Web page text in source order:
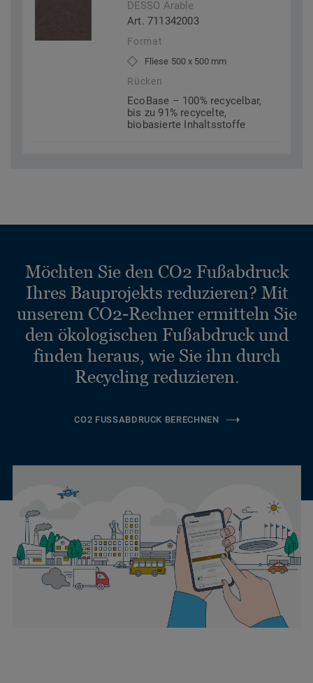
DESSO Arable
Art. 711342003
Format
Fliese 500 x 500 mm
Rücken
EcoBase – 100% recycelbar,
bis zu 91% recycelte,
biobasierte Inhaltsstoffe
Möchten Sie den CO2 Fußabdruck
Ihres Bauprojekts reduzieren? Mit
unserem CO2-Rechner ermitteln Sie
den ökologischen Fußabdruck und
finden heraus, wie Sie ihn durch
Recycling reduzieren.
CO2 FUSSABDRUCK BERECHNEN